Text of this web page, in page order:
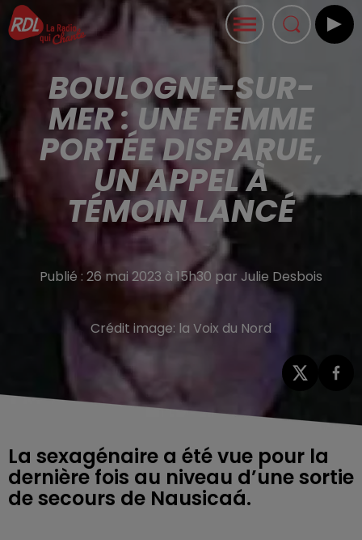
BOULOGNE-SUR-
MER : UNE FEMME
PORTÉE DISPARUE,
UN APPEL À
TÉMOIN LANCÉ
Publié : 26 mai 2023 à 15h30 par Julie Desbois
Crédit image: la Voix du Nord
La sexagénaire a été vue pour la
dernière fois au niveau d’une sortie
de secours de Nausicaá.